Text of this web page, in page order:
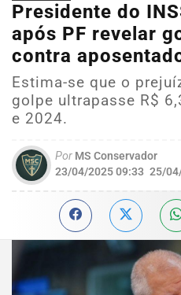
Presidente do
após PF revelar
contra
Estima-se que o
golpe ultrapasse R$
e 2024.
Por MS Conservador
23/04/2025 09:33 25/